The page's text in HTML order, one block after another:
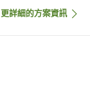
更詳細的方案資訊